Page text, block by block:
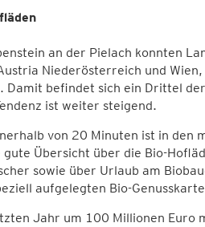
an der Pielach konnten
Niederösterreich und
befindet sich ein Drittel
ist weiter steigend.
von 20 Minuten ist in den
Übersicht über die Bio-
sowie über Urlaub am
aufgelegten Bio-
Jahr um 100 Millionen Euro